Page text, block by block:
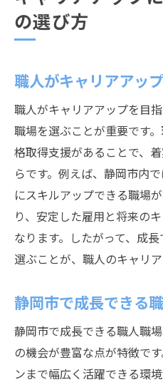
の選び方
職人がキャリアアッ
職人がキャリアアップを目
職場を選ぶことが重要です
格取得支援があることで、
らです。例えば、静岡市内
にスキルアップできる職場
り、安定した雇用と将来の
なります。したがって、成
選ぶことが、職人のキャリ
静岡市で成長できる
静岡市で成長できる職人職
の機会が豊富な点が特徴で
ンまで幅広く活躍できる環